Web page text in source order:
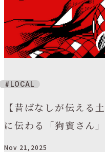
LOCAL
【昔ばなしが伝える
に伝わる「狗賓さん
Nov 21,2025